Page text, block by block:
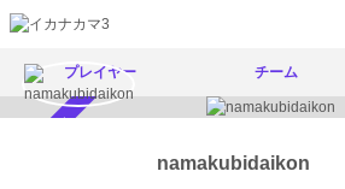
プレイヤー チーム
namakubidaikon